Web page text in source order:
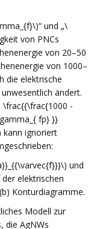
und „\
von PNCs
von 20–50
von 1000–
die elektrische
ändert.
-
fp} }}
kann ignoriert
und
elektrischen
Konturdiagramme.
Modell zur
die AgNWs